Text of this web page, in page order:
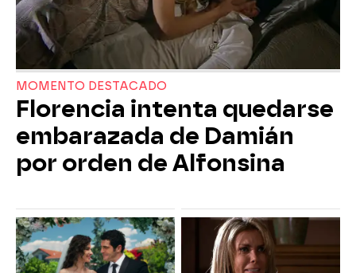
MOMENTO DESTACADO
Florencia intenta quedarse
embarazada de Damián
por orden de Alfonsina